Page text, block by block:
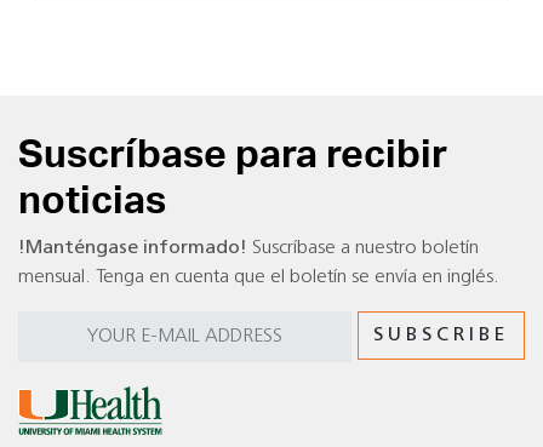
Suscríbase para recibir
noticias
!Manténgase informado! Suscríbase a nuestro boletín
mensual. Tenga en cuenta que el boletín se envía en inglés.